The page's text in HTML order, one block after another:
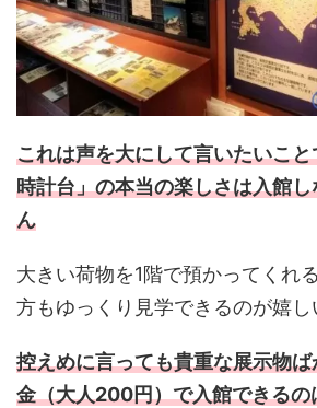
これは声を大にして言いたいこ
時計台」の本当の楽しさは入館
ん
大きい荷物を1階で預かってくれ
方もゆっくり見学できるのが嬉し
控えめに言っても貴重な展示物
金（大人200円）で入館できるの